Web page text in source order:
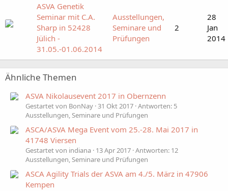
ASVA Genetik
Seminar mit C.A.
Sharp in 52428
Jülich -
31.05.-01.06.2014
Ausstellungen,
Seminare und
Prüfungen
2
28
Jan
2014
Ähnliche Themen
ASVA Nikolausevent 2017 in Obernzenn
Gestartet von BonNay 31 Okt 2017 Antworten: 5
Ausstellungen, Seminare und Prüfungen
ASCA/ASVA Mega Event vom 25.-28. Mai 2017 in
41748 Viersen
Gestartet von indiana 13 Apr 2017 Antworten: 12
Ausstellungen, Seminare und Prüfungen
ASCA Agility Trials der ASVA am 4./5. März in 47906
Kempen